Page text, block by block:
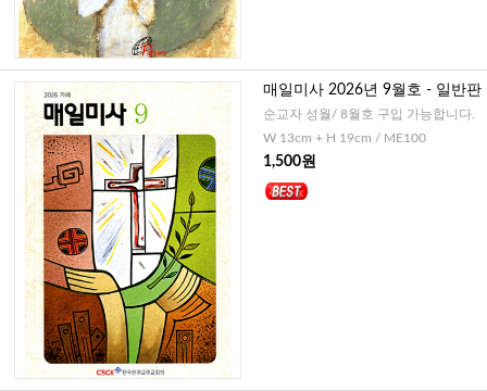
매일미사 2026년 9월호 - 일반판
순교자 성월/ 8월호 구입 가능합니다.
W 13cm + H 19cm / ME100
1,500원